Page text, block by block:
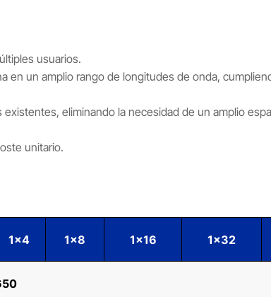
usuarios.
en un amplio rango de longitudes de onda,
eliminando la necesidad de un amplio
unitario.
1x4 1x8 1x16 1x32